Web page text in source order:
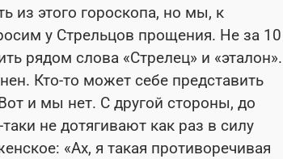
из этого гороскопа, но мы, к
у Стрельцов прощения. Не за 10
рядом слова «Стрелец» и «эталон».
Кто-то может себе представить
и мы нет. С другой стороны, до
не дотягивают как раз в силу
«Ах, я такая противоречивая